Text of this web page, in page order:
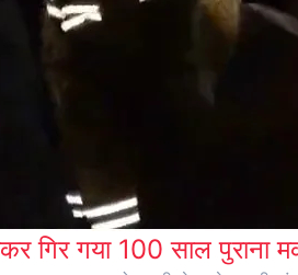
गिर गया 100 साल पुराना